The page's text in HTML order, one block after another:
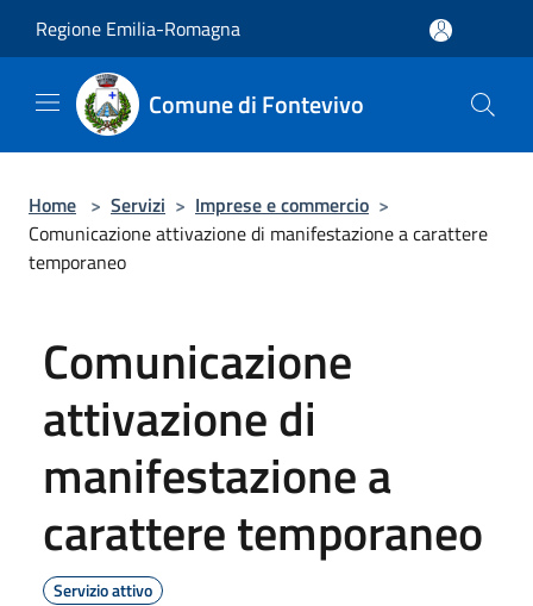
Regione Emilia-Romagna
Comune di Fontevivo
Home > Servizi > Imprese e commercio >
Comunicazione attivazione di manifestazione a carattere
temporaneo
Comunicazione
attivazione di
manifestazione a
carattere temporaneo
Servizio attivo